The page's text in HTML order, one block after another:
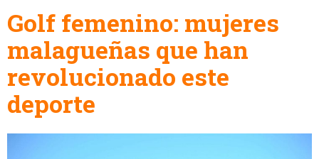
Golf femenino: mujeres
malagueñas que han
revolucionado este
deporte